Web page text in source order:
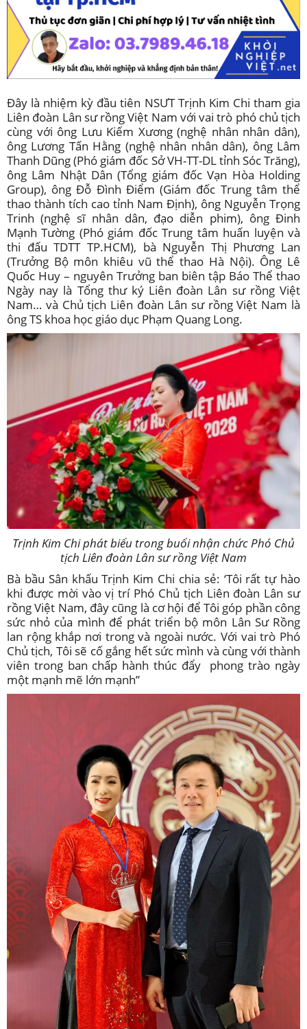
Đây là nhiệm kỳ đầu tiên NSƯT Trịnh Kim Chi tham gia
Liên đoàn Lân sư rồng Việt Nam với vai trò phó chủ tịch
cùng với ông Lưu Kiếm Xương (nghệ nhân nhân dân),
ông Lương Tấn Hằng (nghệ nhân nhân dân), ông Lâm
Thanh Dũng (Phó giám đốc Sở VH-TT-DL tỉnh Sóc Trăng),
ông Lâm Nhật Dân (Tổng giám đốc Vạn Hòa Holding
Group), ông Đỗ Đình Điểm (Giám đốc Trung tâm thể
thao thành tích cao tỉnh Nam Định), ông Nguyễn Trọng
Trinh (nghệ sĩ nhân dân, đạo diễn phim), ông Đinh
Mạnh Tường (Phó giám đốc Trung tâm huấn luyện và
thi đấu TDTT TP.HCM), bà Nguyễn Thị Phương Lan
(Trưởng Bộ môn khiêu vũ thể thao Hà Nội). Ông Lê
Quốc Huy – nguyên Trưởng ban biên tập Báo Thể thao
Ngày nay là Tổng thư ký Liên đoàn Lân sư rồng Việt
Nam… và Chủ tịch Liên đoàn Lân sư rồng Việt Nam là
ông TS khoa học giáo dục Phạm Quang Long.
Trịnh Kim Chi phát biểu trong buổi nhận chức Phó Chủ
tịch Liên đoàn Lân sư rồng Việt Nam
Bà bầu Sân khấu Trịnh Kim Chi chia sẻ: ‘Tôi rất tự hào
khi được mời vào vị trí Phó Chủ tịch Liên đoàn Lân sư
rồng Việt Nam, đây cũng là cơ hội để Tôi góp phần công
sức nhỏ của mình để phát triển bộ môn Lân Sư Rồng
lan rộng khắp nơi trong và ngoài nước. Với vai trò Phó
Chủ tịch, Tôi sẽ cố gắng hết sức mình và cùng với thành
viên trong ban chấp hành thúc đẩy phong trào ngày
một mạnh mẽ lớn mạnh”